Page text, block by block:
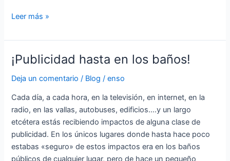
Leer más »
¡Publicidad hasta en los baños!
Deja un comentario / Blog /enso
Cada día, a cada hora, en la televisión, en internet, en la
radio, en las vallas, autobuses, edificios….y un largo
etcétera estás recibiendo impactos de alguna clase de
publicidad. En los únicos lugares donde hasta hace poco
estabas «seguro» de estos impactos era en los baños
públicos de cualquier lugar, pero de hace un pequeño
¡Publicidad
en
los
baños!